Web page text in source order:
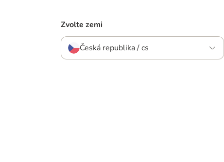
Zvolte zemi
Česká republika / cs